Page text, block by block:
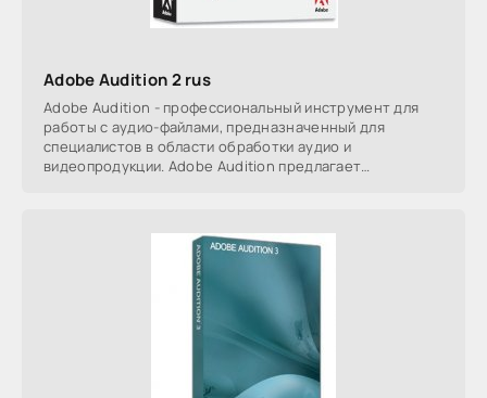
Adobe Audition 2 rus
Adobe Audition - профессиональный инструмент для
работы с аудио-файлами, предназначенный для
специалистов в области обработки аудио и
видеопродукции. Adobe Audition предлагает